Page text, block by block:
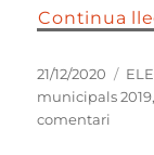
Continua
Publicat
el
21/12/2020
municipals 2019,
comentari